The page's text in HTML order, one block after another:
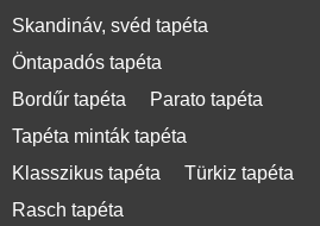
Skandináv, svéd tapéta
Öntapadós tapéta
Bordűr tapéta
Parato tapéta
Tapéta minták tapéta
Klasszikus tapéta
Türkiz tapéta
Rasch tapéta